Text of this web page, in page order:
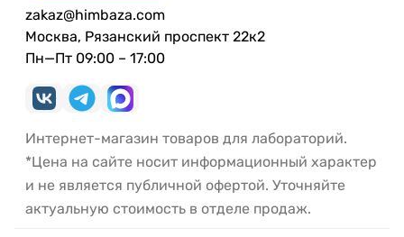
zakaz@himbaza.com
Москва, Рязанский проспект 22к2
Пн—Пт 09:00 – 17:00
Интернет-магазин товаров для лабораторий.
*Цена на сайте носит информационный характер
и не является публичной офертой. Уточняйте
актуальную стоимость в отделе продаж.